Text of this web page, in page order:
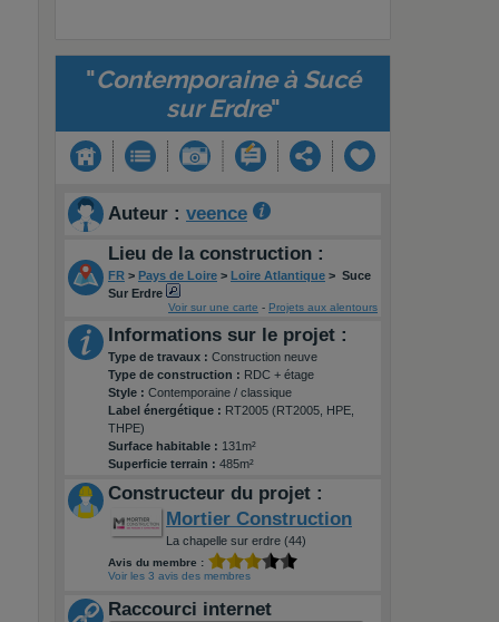
"Contemporaine à Sucé
sur Erdre"
Auteur : veence
Lieu de la construction :
FR > Pays de Loire > Loire Atlantique > Suce
Sur Erdre
Voir sur une carte - Projets aux alentours
Informations sur le projet :
Type de travaux : Construction neuve
Type de construction : RDC + étage
Style : Contemporaine / classique
Label énergétique : RT2005 (RT2005, HPE,
THPE)
Surface habitable : 131m²
Superficie terrain : 485m²
Constructeur du projet :
Mortier Construction
La chapelle sur erdre (44)
Avis du membre :
Voir les 3 avis des membres
Raccourci internet